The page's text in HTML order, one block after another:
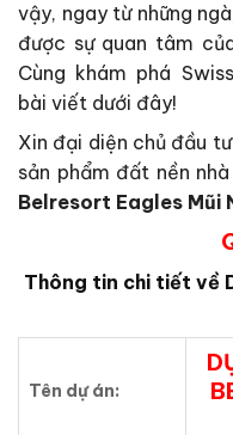
vậy, ngay từ những
được sự quan tâm
Cùng khám phá
bài viết dưới đây!
Xin đại diện chủ đầu
sản phẩm đất nền
Belresort Eagles Mũi
Thông tin chi tiết về
Tên dự án: